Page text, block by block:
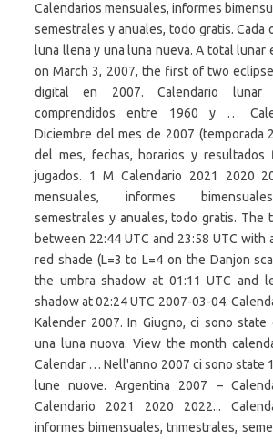
Calendarios mensuales, informes
semestrales y anuales, todo gratis. Cada
luna llena y una luna nueva. A total lunar
on March 3, 2007, the first of two
digital en 2007. Calendario
comprendidos entre 1960 y …
Diciembre del mes de 2007 (temporada
del mes, fechas, horarios y
jugados. 1 M Calendario 2021 2020
mensuales, informes
semestrales y anuales, todo gratis. The
between 22:44 UTC and 23:58 UTC with
red shade (L=3 to L=4 on the Danjon
the umbra shadow at 01:11 UTC and
shadow at 02:24 UTC 2007-03-04.
Kalender 2007. In Giugno, ci sono
una luna nuova. View the month
Calendar … Nell'anno 2007 ci sono state
lune nuove. Argentina 2007 –
Calendario 2021 2020 2022...
informes bimensuales, trimestrales,